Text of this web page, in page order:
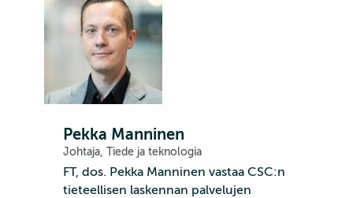
Pekka Manninen
Johtaja, Tiede ja teknologia
FT, dos. Pekka Manninen vastaa CSC:n
tieteellisen laskennan palvelujen